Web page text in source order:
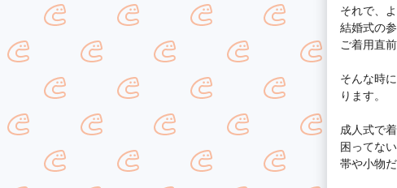
それで、
結婚式の
ご着用直
そんな時
ります。
成人式で
困ってな
帯や小物